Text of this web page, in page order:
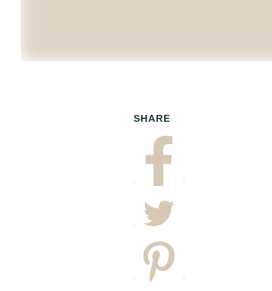
SHARE